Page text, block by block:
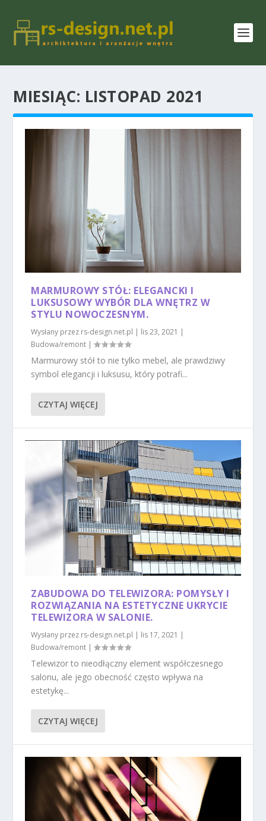
MIESIĄC: LISTOPAD 2021
MARMUROWY STÓŁ: ELEGANCKI I
LUKSUSOWY WYBÓR DLA WNĘTRZ W
STYLU NOWOCZESNYM.
Wysłany przez rs-design.net.pl | lis 23, 2021 |
Budowa/remont |
Marmurowy stół to nie tylko mebel, ale prawdziwy
symbol elegancji i luksusu, który potrafi...
CZYTAJ WIĘCEJ
ZABUDOWA DO TELEWIZORA: POMYSŁY I
ROZWIĄZANIA NA ESTETYCZNE UKRYCIE
TELEWIZORA W SALONIE.
Wysłany przez rs-design.net.pl | lis 17, 2021 |
Budowa/remont |
Telewizor to nieodłączny element współczesnego
salonu, ale jego obecność często wpływa na
estetykę...
CZYTAJ WIĘCEJ